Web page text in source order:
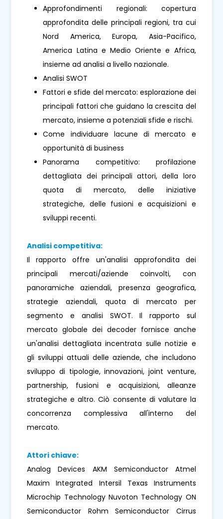
Approfondimenti regionali: copertura
approfondita delle principali regioni, tra cui
Nord America, Europa, Asia-Pacifico,
America Latina e Medio Oriente e Africa,
insieme ad analisi a livello nazionale.
Analisi SWOT
Fattori e sfide del mercato: esplorazione dei
principali fattori che guidano la crescita del
mercato, insieme a potenziali sfide e rischi.
Come individuare lacune di mercato e
opportunità di business
Panorama competitivo: profilazione
dettagliata dei principali attori, della loro
quota di mercato, delle iniziative
strategiche, delle fusioni e acquisizioni e
sviluppi recenti.
Analisi competitiva:
Il rapporto offre un'analisi approfondita dei
principali mercati/aziende coinvolti, con
panoramiche aziendali, presenza geografica,
strategie aziendali, quota di mercato per
segmento e analisi SWOT. Il rapporto sul
mercato globale dei decoder fornisce anche
un'analisi dettagliata incentrata sulle notizie e
gli sviluppi attuali delle aziende, che includono
sviluppo di tipologie, innovazioni, joint venture,
partnership, fusioni e acquisizioni, alleanze
strategiche e altro. Ciò consente di valutare la
concorrenza complessiva all'interno del
mercato.
Attori chiave:
Analog Devices AKM Semiconductor Atmel
Maxim Integrated Intersil Texas Instruments
Microchip Technology Nuvoton Technology ON
Semiconductor Rohm Semiconductor Cirrus